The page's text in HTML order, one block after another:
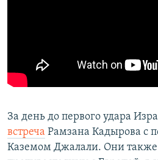
За день до первого удара
встреча Рамзана Кадырова с
Каземом Джалали. Они также